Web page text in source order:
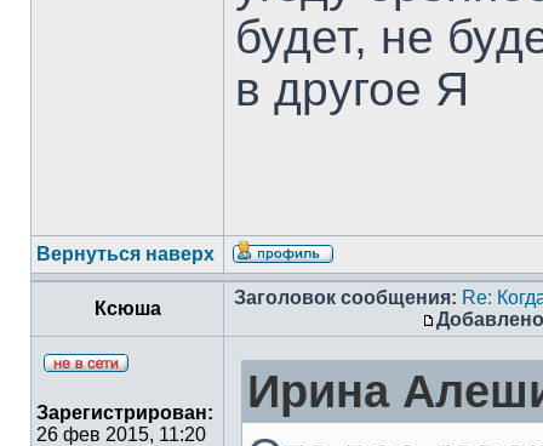
будет, не
в другое Я
Вернуться наверх
Ксюша
Заголовок сообщения: Re:
Зарегистрирован:
26 фев 2015, 11:20
Ирина